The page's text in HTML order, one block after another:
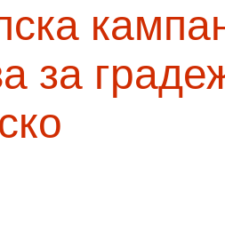
за